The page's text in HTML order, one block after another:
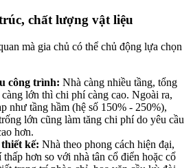
chất lượng vật liệu
mà gia chủ có thể chủ động lựa chọn
công trình: Nhà càng nhiều tầng, tổng
lớn thì chi phí càng cao. Ngoài ra,
như tầng hầm (hệ số 150% - 250%),
lớn cũng làm tăng chi phí do yêu cầu
hơn.
kế: Nhà theo phong cách hiện đại,
hơn so với nhà tân cổ điển hoặc cổ